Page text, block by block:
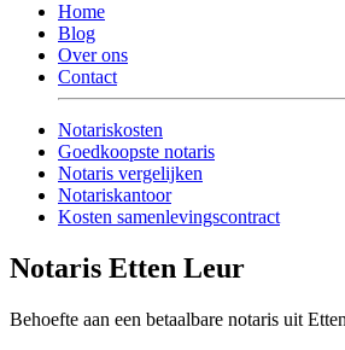
Home
Blog
Over ons
Contact
Notariskosten
Goedkoopste notaris
Notaris vergelijken
Notariskantoor
Kosten samenlevingscontract
Notaris Etten Leur
Behoefte aan een betaalbare notaris uit